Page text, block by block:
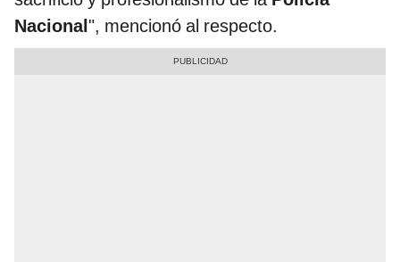
Nacional", mencionó al respecto.